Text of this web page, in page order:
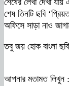
শেষের লেখা দেখা
শেষ তিনটি ছবি
অফিসে সাড়া নাও
তবু জয় হোক বাংলা
আপনার মতামত লিখুন :